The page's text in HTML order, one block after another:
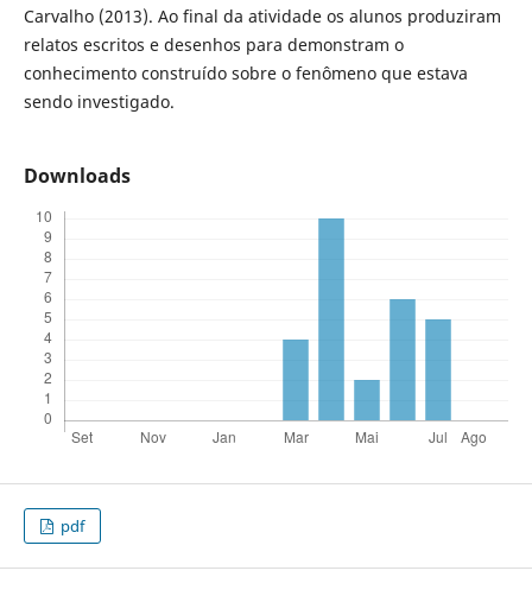
Carvalho (2013). Ao final da atividade os alunos produziram
relatos escritos e desenhos para demonstram o
conhecimento construído sobre o fenômeno que estava
sendo investigado.
Downloads
pdf